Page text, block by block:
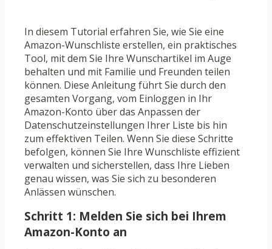
In diesem Tutorial erfahren Sie, wie Sie eine
Amazon-Wunschliste erstellen, ein praktisches
Tool, mit dem Sie Ihre Wunschartikel im Auge
behalten und mit Familie und Freunden teilen
können. Diese Anleitung führt Sie durch den
gesamten Vorgang, vom Einloggen in Ihr
Amazon-Konto über das Anpassen der
Datenschutzeinstellungen Ihrer Liste bis hin
zum effektiven Teilen. Wenn Sie diese Schritte
befolgen, können Sie Ihre Wunschliste effizient
verwalten und sicherstellen, dass Ihre Lieben
genau wissen, was Sie sich zu besonderen
Anlässen wünschen.
Schritt 1: Melden Sie sich bei Ihrem
Amazon-Konto an